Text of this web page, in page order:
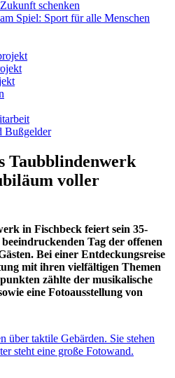
schenken
Spiel: Sport für alle Menschen
Bußgelder
Taubblindenwerk
voller
in Fischbeck feiert sein 35-
Tag der offenen
Bei einer Entdeckungsreise
mit ihren vielfältigen Themen
zählte der musikalische
eine Fotoausstellung von